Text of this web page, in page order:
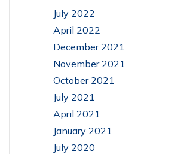
July 2022
April 2022
December 2021
November 2021
October 2021
July 2021
April 2021
January 2021
July 2020